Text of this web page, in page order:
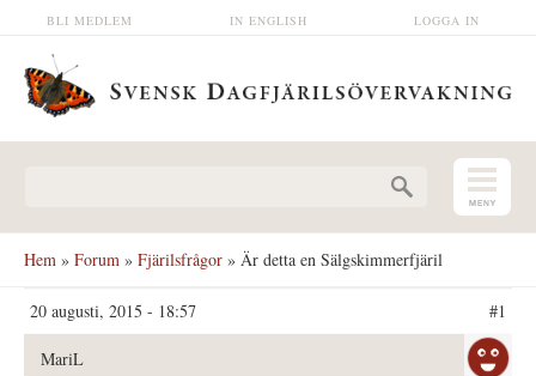
Hoppa till huvudinnehåll LOGGA IN
IN ENGLISH
BLI MEDLEM
Hem » Forum » Fjärilsfrågor » Är detta en Sälgskimmerfjäril
20 augusti, 2015 - 18:57 #1
MariL